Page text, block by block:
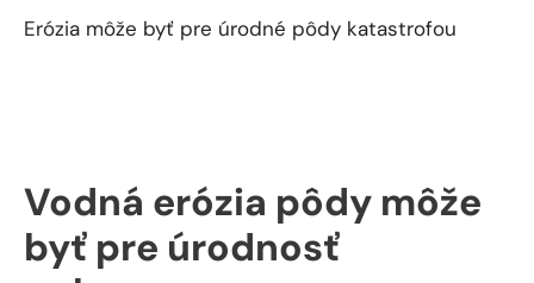
pre úrodnosť pohromou
Hlavným negatívnym dôsledkom zrýchlenej vodnej